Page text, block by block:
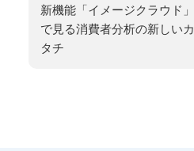
新機能「イメージクラウド」
で見る消費者分析の新しいカ
タチ